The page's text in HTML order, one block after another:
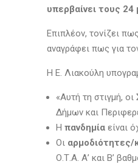
υπερβαίνει τους 24
Επιπλέον, τονίζει
αναγράφει πως για
Η Ε. Λιακούλη
«Αυτή τη στιγμή,
Δήμων και
H πανδημία είναι
Oι αρμοδιότητες/
Ο.Τ.Α. Α’ και Β’